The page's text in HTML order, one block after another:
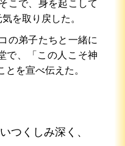
こで、身を起こして
を取り戻した。
の弟子たちと一緒に
で、「この人こそ神
を宣べ伝えた。
つくしみ深く、